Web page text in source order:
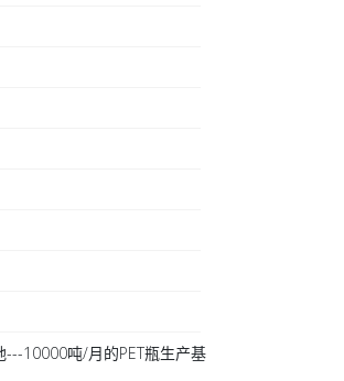
10000吨/月的PET瓶生产基